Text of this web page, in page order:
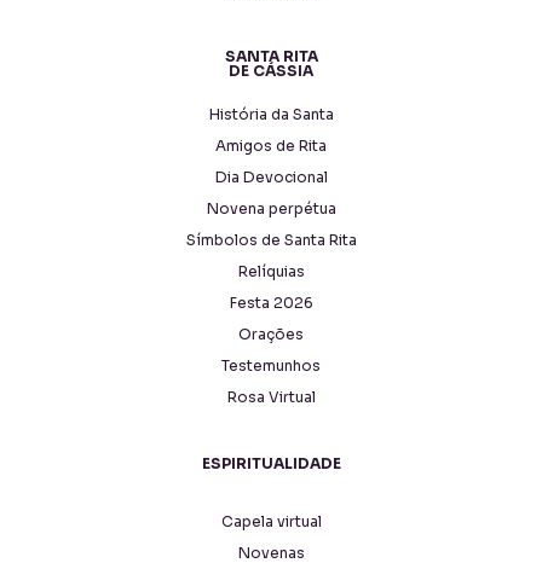
SANTA RITA
DE CÁSSIA
História da Santa
Amigos de Rita
Dia Devocional
Novena perpétua
Símbolos de Santa Rita
Relíquias
Festa 2026
Orações
Testemunhos
Rosa Virtual
ESPIRITUALIDADE
Capela virtual
Novenas